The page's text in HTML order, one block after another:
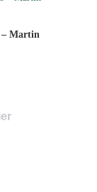
– Martin